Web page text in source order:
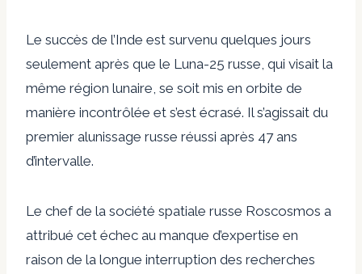
Le succès de l’Inde est survenu quelques jours
seulement après que le Luna-25 russe, qui visait la
même région lunaire, se soit mis en orbite de
manière incontrôlée et s’est écrasé. Il s’agissait du
premier alunissage russe réussi après 47 ans
d’intervalle.
Le chef de la société spatiale russe Roscosmos a
attribué cet échec au manque d’expertise en
raison de la longue interruption des recherches